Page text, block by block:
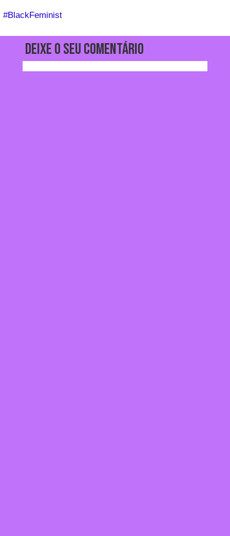
#BlackFeminist
Deixe o seu comentário